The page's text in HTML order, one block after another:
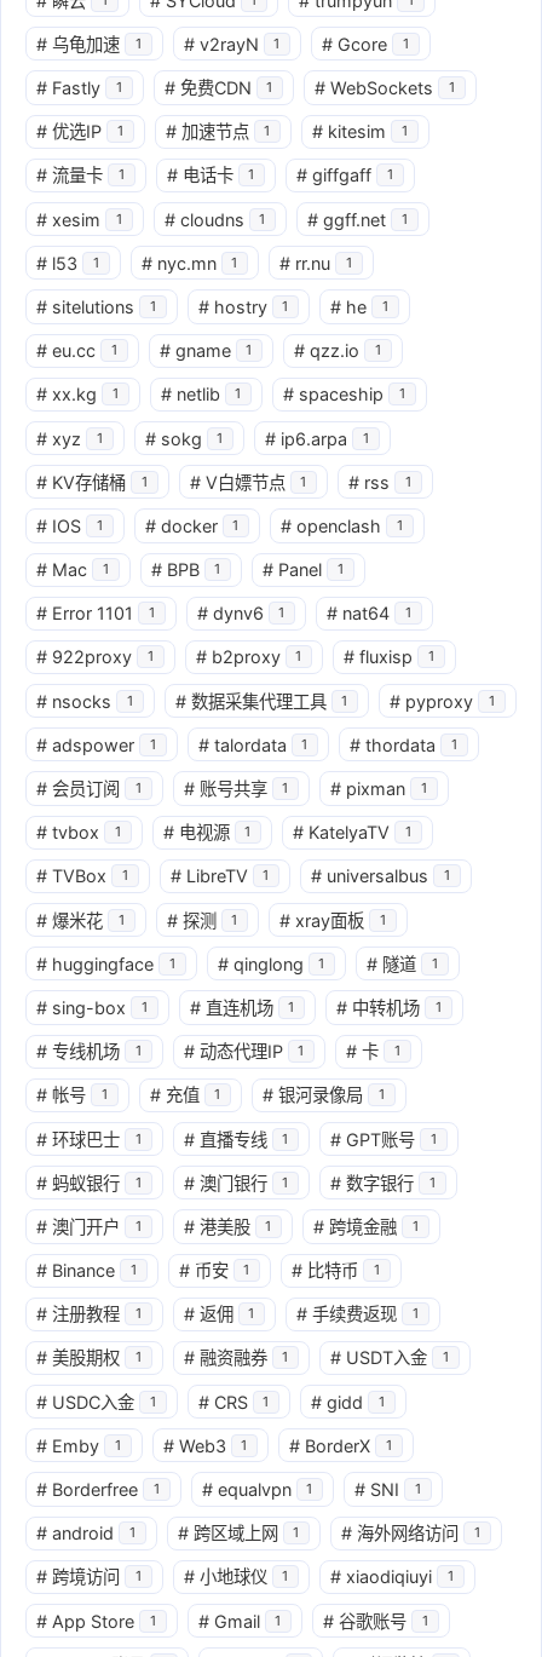
# 乌龟加速 1 # v2rayN 1 # Gcore 1
# Fastly 1 # 免费CDN 1 # WebSockets 1
# 优选IP 1 # 加速节点 1 # kitesim 1
# 流量卡 1 # 电话卡 1 # giffgaff 1
# xesim 1 # cloudns 1 # ggff.net 1
# l53 1 # nyc.mn 1 # rr.nu 1
# sitelutions 1 # hostry 1 # he 1
# eu.cc 1 # gname 1 # qzz.io 1
# xx.kg 1 # netlib 1 # spaceship 1
# xyz 1 # sokg 1 # ip6.arpa 1
# KV存储桶 1 # V白嫖节点 1 # rss 1
# IOS 1 # docker 1 # openclash 1
# Mac 1 # BPB 1 # Panel 1
# Error 1101 1 # dynv6 1 # nat64 1
# 922proxy 1 # b2proxy 1 # fluxisp 1
# nsocks 1 # 数据采集代理工具 1 # pyproxy 1
# adspower 1 # talordata 1 # thordata 1
# 会员订阅 1 # 账号共享 1 # pixman 1
# tvbox 1 # 电视源 1 # KatelyaTV 1
# TVBox 1 # LibreTV 1 # universalbus 1
# 爆米花 1 # 探测 1 # xray面板 1
# huggingface 1 # qinglong 1 # 隧道 1
# sing-box 1 # 直连机场 1 # 中转机场 1
# 专线机场 1 # 动态代理IP 1 # 卡 1
# 帐号 1 # 充值 1 # 银河录像局 1
# 环球巴士 1 # 直播专线 1 # GPT账号 1
# 蚂蚁银行 1 # 澳门银行 1 # 数字银行 1
# 澳门开户 1 # 港美股 1 # 跨境金融 1
# Binance 1 # 币安 1 # 比特币 1
# 注册教程 1 # 返佣 1 # 手续费返现 1
# 美股期权 1 # 融资融券 1 # USDT入金 1
# USDC入金 1 # CRS 1 # gidd 1
# Emby 1 # Web3 1 # BorderX 1
# Borderfree 1 # equalvpn 1 # SNI 1
# android 1 # 跨区域上网 1 # 海外网络访问 1
# 跨境访问 1 # 小地球仪 1 # xiaodiqiuyi 1
# App Store 1 # Gmail 1 # 谷歌账号 1